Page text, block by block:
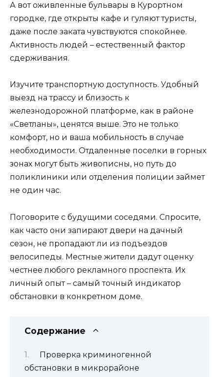
А вот оживленные бульвары в Курортном
городке, где открыты кафе и гуляют туристы,
даже после заката чувствуются спокойнее.
Активность людей – естественный фактор
сдерживания.
Изучите транспортную доступность. Удобный
выезд на трассу и близость к
железнодорожной платформе, как в районе
«Светланы», ценятся выше. Это не только
комфорт, но и ваша мобильность в случае
необходимости. Отдаленные поселки в горных
зонах могут быть живописны, но путь до
поликлиники или отделения полиции займет
не один час.
Поговорите с будущими соседями. Спросите,
как часто они запирают двери на дачный
сезон, не пропадают ли из подъездов
велосипеды. Местные жители дадут оценку
честнее любого рекламного проспекта. Их
личный опыт – самый точный индикатор
обстановки в конкретном доме.
Содержание
Проверка криминогенной
обстановки в микрорайоне